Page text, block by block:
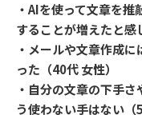
・AIを使って文章を
することが増えたと感
・メールや文章作成
った（40代 女性）
・自分の文章の下手
う使わない手はない（